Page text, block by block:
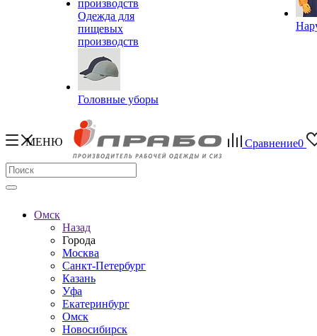
Одежда для
пищевых
производств
Головные уборы
МЕНЮ Сравнение0
Омск
Назад
Города
Москва
Санкт-Петербург
Казань
Уфа
Екатеринбург
Омск
Новосибирск